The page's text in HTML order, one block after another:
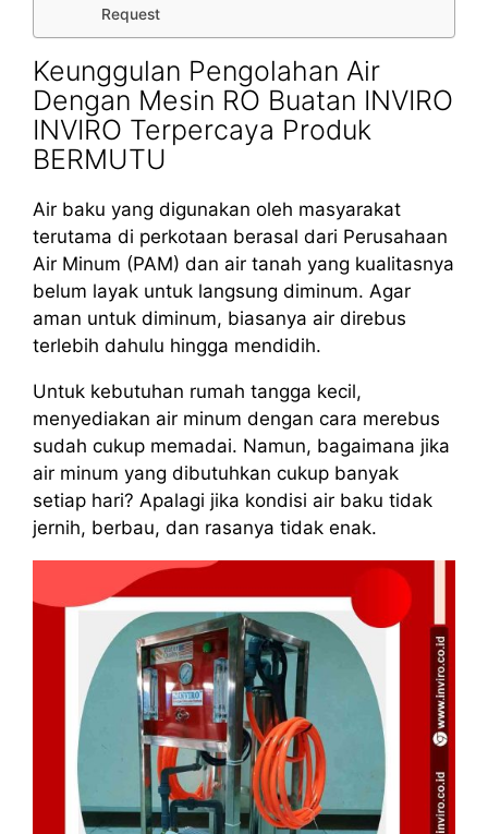
Request
Keunggulan Pengolahan Air
Dengan Mesin RO Buatan INVIRO
INVIRO Terpercaya Produk
BERMUTU
Air baku yang digunakan oleh masyarakat
terutama di perkotaan berasal dari Perusahaan
Air Minum (PAM) dan air tanah yang kualitasnya
belum layak untuk langsung diminum. Agar
aman untuk diminum, biasanya air direbus
terlebih dahulu hingga mendidih.
Untuk kebutuhan rumah tangga kecil,
menyediakan air minum dengan cara merebus
sudah cukup memadai. Namun, bagaimana jika
air minum yang dibutuhkan cukup banyak
setiap hari? Apalagi jika kondisi air baku tidak
jernih, berbau, dan rasanya tidak enak.